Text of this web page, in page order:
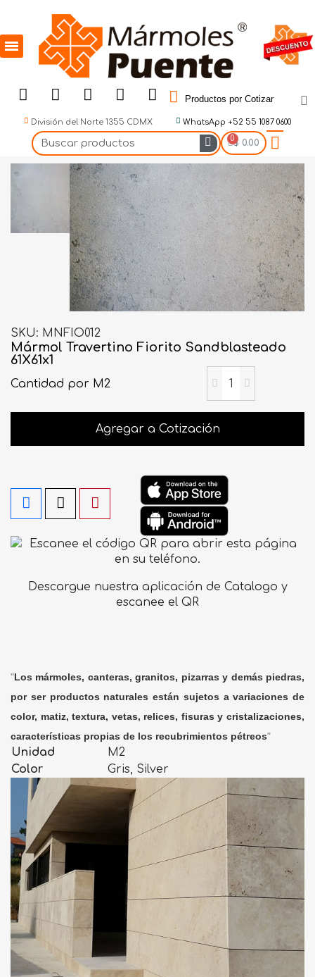
Productos por Cotizar
División del Norte 1355 CDMX WhatsApp +52 55 1087 0600
$ 0.00
SKU MNFIO012
Mármol Travertino Fiorito Sandblasteado
61X61x1
Cantidad por M2
Agregar a Cotización
Descargue nuestra aplicación de Catalogo y
escanee el QR
"Los mármoles, canteras, granitos, pizarras y demás piedras,
por ser productos naturales están sujetos a variaciones de
color, matiz, textura, vetas, relices, fisuras y cristalizaciones,
características propias de los recubrimientos pétreos"
Unidad
M2
Color
Gris, Silver